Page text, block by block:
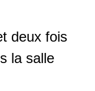
deux fois
la salle